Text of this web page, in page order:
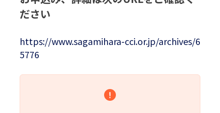
ださい
https://www.sagamihara-cci.or.jp/archives/6
5776